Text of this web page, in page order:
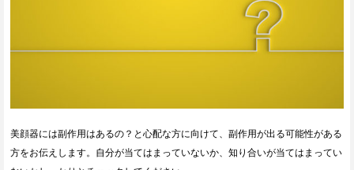
美顔器には副作用はあるの？と心配な方に向けて、副作用が出る可能性がある
方をお伝えします。自分が当てはまっていないか、知り合いが当てはまってい